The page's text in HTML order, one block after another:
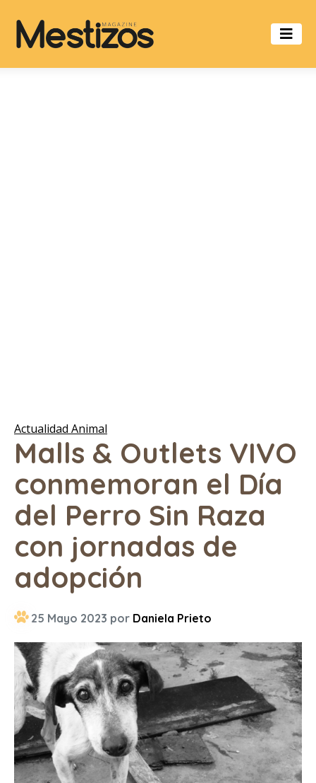
Actualidad Animal
Malls & Outlets VIVO
conmemoran el Día
del Perro Sin Raza
con jornadas de
adopción
25 Mayo 2023 por Daniela Prieto